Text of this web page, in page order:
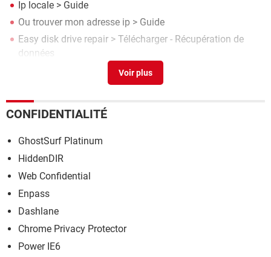
Ip locale > Guide
Ou trouver mon adresse ip > Guide
Easy disk drive repair > Télécharger - Récupération de
données
CONFIDENTIALITÉ
GhostSurf Platinum
HiddenDIR
Web Confidential
Enpass
Dashlane
Chrome Privacy Protector
Power IE6